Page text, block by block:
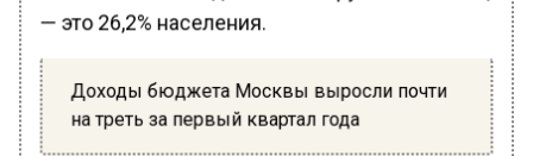
— это 26,2% населения.
Доходы бюджета Москвы выросли почти
на треть за первый квартал года